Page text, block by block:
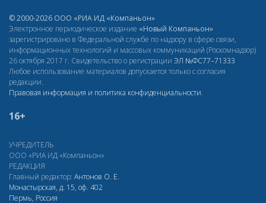
© 2000-2026 ООО «РИА ИД «Компаньон»
Электронное периодическое издание «Новый Компаньон»
зарегистрировано в Федеральной службе по надзору в сфере связи,
информационных технологий и массовых коммуникаций (Роскомнадзор)
26 октября 2017 г. Свидетельство о регистрации ЭЛ №ФС77–71333
Любое использование материалов допускается только с согласия
редакции.
Правовая информация и политика конфиденциальности.
16+
УЧРЕДИТЕЛЬ
ООО «РИА ИД «Компаньон»
РЕДАКЦИЯ
Главный редактор: Антонов О. Е.
Монастырская, д. 15, оф. 402
Пермь, Россия